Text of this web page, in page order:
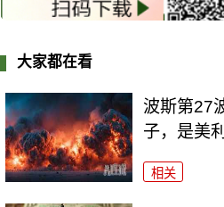
大家都在看
波斯第27
子，是美
相关